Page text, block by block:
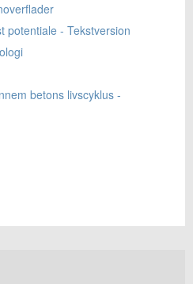
potentiale - Tekstversion
betons livscyklus -